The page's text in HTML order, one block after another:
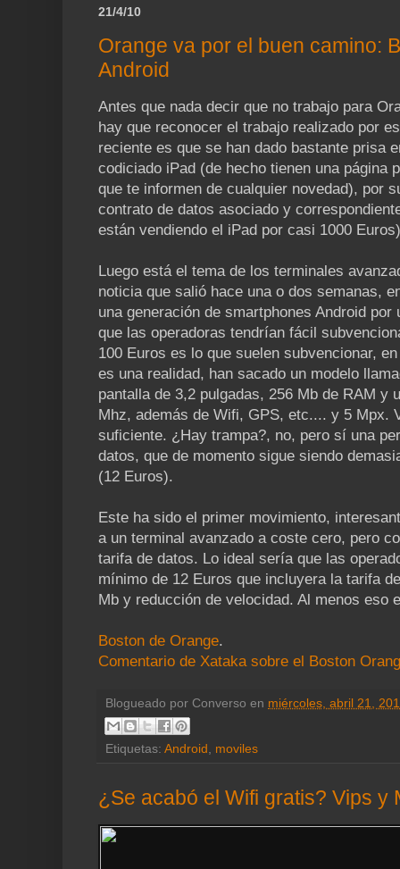
21/4/10
Orange va por el buen camino:
Android
Antes que nada decir que no trabajo para
hay que reconocer el trabajo realizado por
reciente es que se han dado bastante prisa
codiciado iPad (de hecho tienen una página
que te informen de cualquier novedad), por
contrato de datos asociado y
están vendiendo el iPad por casi 1000
Luego está el tema de los terminales
noticia que salió hace una o dos semanas,
una generación de smartphones Android
que las operadoras tendrían fácil
100 Euros es lo que suelen subvencionar,
es una realidad, han sacado un modelo
pantalla de 3,2 pulgadas, 256 Mb de RAM y
Mhz, además de Wifi, GPS, etc.... y 5 Mpx.
suficiente. ¿Hay trampa?, no, pero sí una
datos, que de momento sigue siendo
(12 Euros).
Este ha sido el primer movimiento,
a un terminal avanzado a coste cero, pero
tarifa de datos. Lo ideal sería que las
mínimo de 12 Euros que incluyera la tarifa
Mb y reducción de velocidad. Al menos eso
Boston de Orange.
Comentario de Xataka sobre el Boston
Blogueado por Converso en miércoles, abril 21,
Etiquetas: Android , moviles
¿Se acabó el Wifi gratis? Vips y